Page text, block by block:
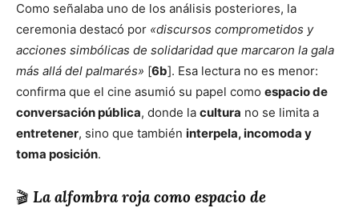
Como señalaba uno de los análisis posteriores, la
ceremonia destacó por «discursos comprometidos y
acciones simbólicas de solidaridad que marcaron la gala
más allá del palmarés» [6b]. Esa lectura no es menor:
confirma que el cine asumió su papel como espacio de
conversación pública, donde la cultura no se limita a
entretener, sino que también interpela, incomoda y
toma posición.
🎬 La alfombra roja como espacio de